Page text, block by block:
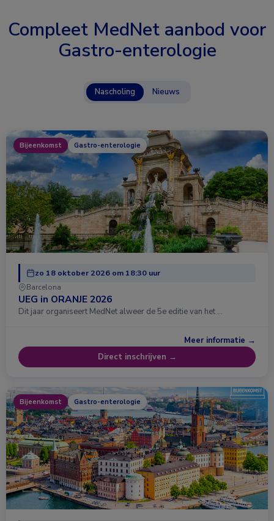
Compleet MedNet aanbod voor
Gastro-enterologie
Nascholing Nieuws
Bijeenkomst Gastro-enterologie
zo 18 oktober 2026 om 18:30 uur
Barcelona
UEG in ORANJE 2026
Dit jaar organiseert MedNet alweer de 5e editie van het …
Meer informatie →
Direct inschrijven →
Bijeenkomst Gastro-enterologie